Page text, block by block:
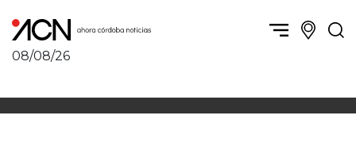
08/08/26
Política y Economía
Córdoba obrera
Córdoba, la ciudad